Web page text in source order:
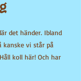
det händer. Ibland
kanske vi står på
koll här! Och har